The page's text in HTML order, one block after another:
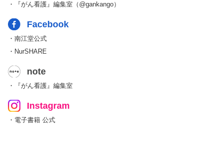
・『がん看護』編集室（@gankango）
Facebook
・南江堂公式
・NurSHARE
note
・『がん看護』編集室
Instagram
・電子書籍 公式